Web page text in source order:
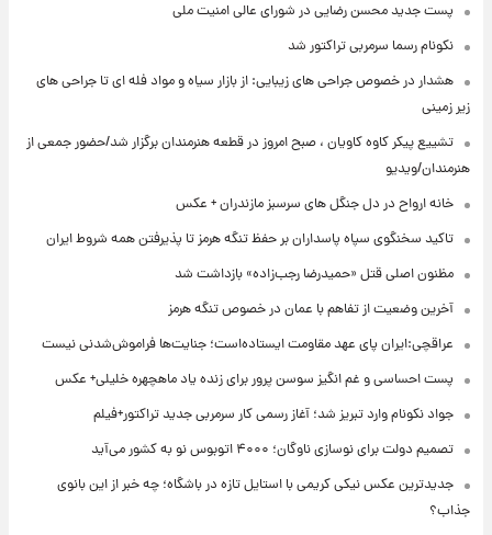
پست جدید محسن رضایی در شورای عالی امنیت ملی
نکونام رسما سرمربی تراکتور شد
هشدار در خصوص جراحی های زیبایی: از بازار سیاه و مواد فله ای تا جراحی های
زیر زمینی
تشییع پیکر کاوه کاویان ، صبح امروز در قطعه هنرمندان برگزار شد/حضور جمعی از
هنرمندان/ویدیو
خانه ارواح در دل جنگل های سرسبز مازندران + عکس
تاکید سخنگوی سپاه پاسداران بر حفظ تنگه هرمز تا پذیرفتن همه شروط ایران
مظنون اصلی قتل «حمیدرضا رجب‌زاده» بازداشت شد
آخرین وضعیت از تفاهم با عمان در خصوص تنگه هرمز
عراقچی:ایران پای عهد مقاومت ایستاده‌است؛ جنایت‌ها فراموش‌شدنی نیست
پست احساسی و غم انگیز سوسن پرور برای زنده یاد ماهچهره خلیلی+ عکس
جواد نکونام وارد تبریز شد؛ آغاز رسمی کار سرمربی جدید تراکتور+فیلم
تصمیم دولت برای نوسازی ناوگان؛ ۴۰۰۰ اتوبوس نو به کشور می‌آید
جدیدترین عکس نیکی کریمی با استایل تازه در باشگاه؛ چه خبر از این بانوی
جذاب؟